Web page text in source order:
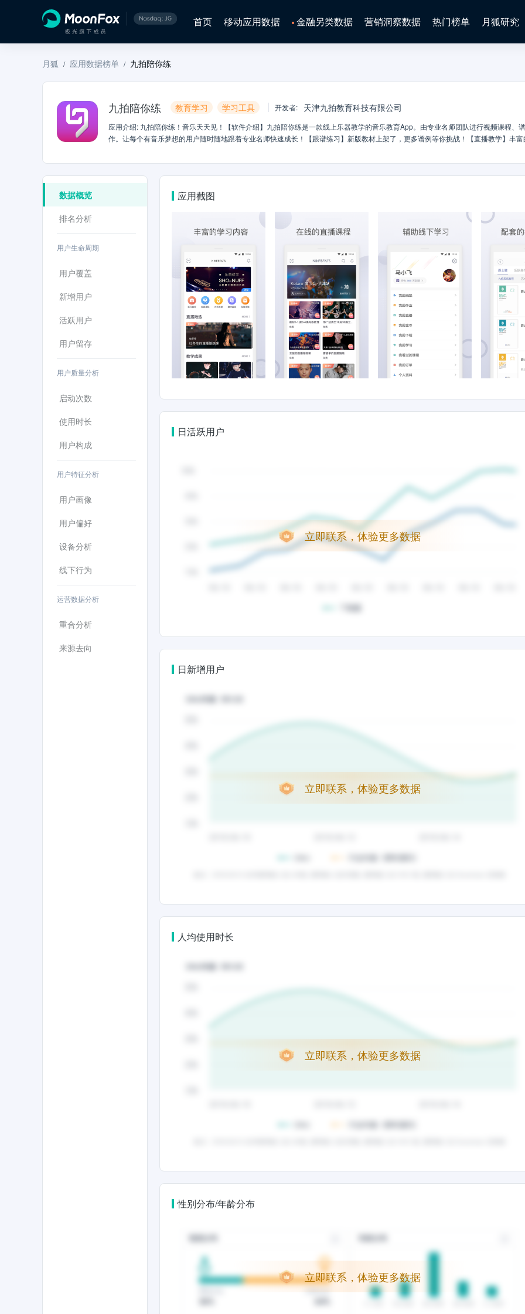
首页 移动应用数据 金融另类数据 营销洞察数据 热门榜单 月狐研究
月狐 / 应用数据榜单 / 九拍陪你练
九拍陪你练 教育学习 学习工具 开发者: 天津九拍教育科技有限公司
应用介绍: 九拍陪你练！音乐天天见！【软件介绍】九拍陪你练是一款线上乐器教学的音乐教育App。由专业名师团队进行视频课程、
作。让每个有音乐梦想的用户随时随地跟着专业名师快速成长！【跟谱练习】新版教材上架了，更多谱例等你挑战！【直播教学】丰富
技巧，不知不觉吃个小灶快速提高！
数据概览
排名分析
用户生命周期
用户覆盖
新增用户
活跃用户
用户留存
用户质量分析
启动次数
使用时长
用户构成
用户特征分析
用户画像
用户偏好
设备分析
线下行为
运营数据分析
重合分析
来源去向
应用截图
日活跃用户
立即联系，体验更多数据
日新增用户
立即联系，体验更多数据
人均使用时长
立即联系，体验更多数据
性别分布/年龄分布
立即联系，体验更多数据